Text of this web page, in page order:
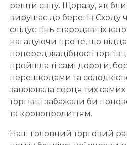
решти світу. Щоразу, як
вирушає до берегів Сходу
слідує тінь стародавніх
нагадуючи про те, що
поперед жадібності
пройшла ті самі дороги,
перешкодами та
завоювала серця тих
торгівці забажали би
та кровопролиттям.
Наш головний торговий